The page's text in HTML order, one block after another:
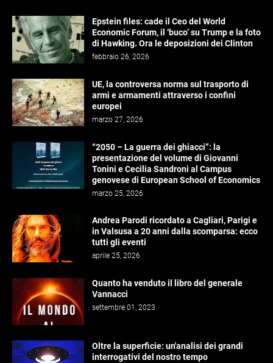
Epstein files: cade il Ceo del World
Economic Forum, il ‘buco’ su Trump e la foto
di Hawking. Ora le deposizioni dei Clinton
febbraio 26, 2026
UE, la controversa norma sul trasporto di
armi e armamenti attraverso i confini
europei
marzo 27, 2026
“2050 – La guerra dei ghiacci”: la
presentazione del volume di Giovanni
Tonini e Cecilia Sandroni al Campus
genovese di European School of Economics
marzo 25, 2026
Andrea Parodi ricordato a Cagliari, Parigi e
in Valsusa a 20 anni dalla scomparsa: ecco
tutti gli eventi
aprile 25, 2026
Quanto ha venduto il libro del generale
Vannacci
settembre 01, 2023
Oltre la superficie: un'analisi dei grandi
interrogativi del nostro tempo